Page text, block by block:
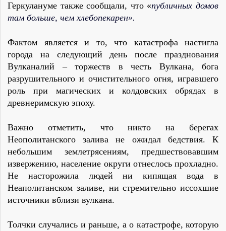
Геркулануме также сообщали, что «публичных домов
там больше, чем хлебопекарен».
Фактом является и то, что катастрофа настигла
города на следующий день после празднования
Вулканалий – торжеств в честь Вулкана, бога
разрушительного и очистительного огня, игравшего
роль при магических и колдовских обрядах в
древнеримскую эпоху.
Важно отметить, что никто на берегах
Неополитанского залива не ожидал бедствия. К
небольшим землетрясениям, предшествовавшим
извержению, население округи отнеслось прохладно.
Не насторожила людей ни кипящая вода в
Неаполитанском заливе, ни стремительно иссохшие
источники вблизи вулкана.
Толчки случались и раньше, а о катастрофе, которую